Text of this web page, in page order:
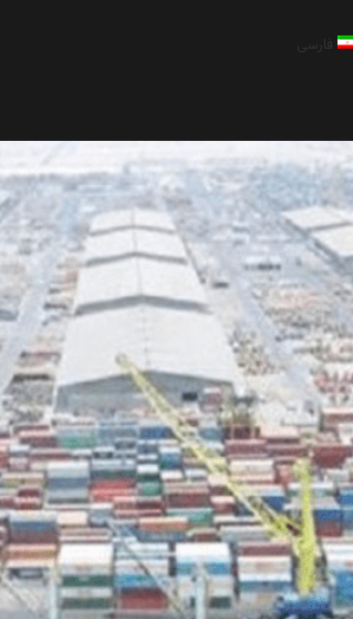
فارسی